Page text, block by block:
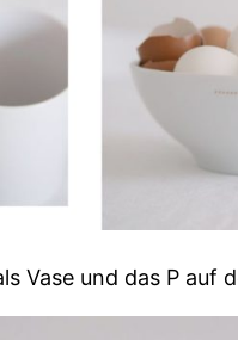
Vase und das P auf